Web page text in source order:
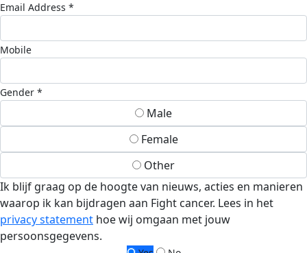
Email Address *
Mobile
Gender *
Male
Female
Other
Ik blijf graag op de hoogte van nieuws, acties en manieren
waarop ik kan bijdragen aan Fight cancer. Lees in het
privacy statement hoe wij omgaan met jouw
persoonsgegevens.